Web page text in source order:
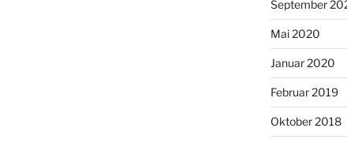
September
Mai 2020
Januar 2020
Februar 2019
Oktober 2018